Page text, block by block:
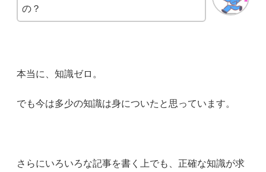
の？
本当に、知識ゼロ。
でも今は多少の知識は身についたと思っています。
さらにいろいろな記事を書く上でも、正確な知識が求